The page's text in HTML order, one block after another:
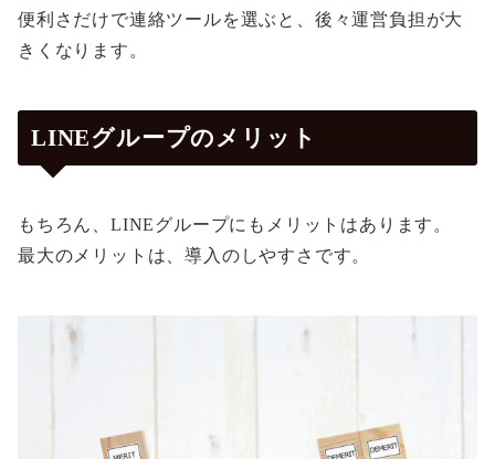
便利さだけで連絡ツールを選ぶと、後々運営負担が大
きくなります。
LINEグループのメリット
もちろん、LINEグループにもメリットはあります。
最大のメリットは、導入のしやすさです。